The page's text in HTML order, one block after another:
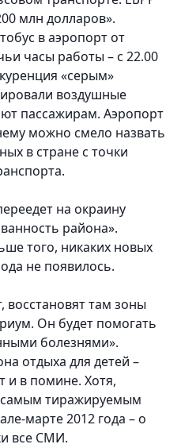
млн долларов».
в аэропорт от
часы работы – с 22.00
«серым»
воздушные
пассажирам. Аэропорт
можно смело назвать
в стране с точки
на окраину
района».
того, никаких новых
не появилось.
восстановят там зоны
Он будет помогать
болезнями».
отдыха для детей –
и в помине. Хотя,
тиражируемым
марте 2012 года – о
все СМИ.